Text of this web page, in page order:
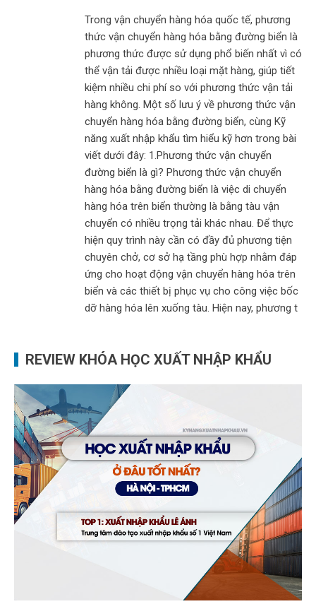
Trong vận chuyển hàng hóa quốc tế, phương
thức vận chuyển hàng hóa bằng đường biển là
phương thức được sử dụng phổ biến nhất vì có
thể vận tải được nhiều loại mặt hàng, giúp tiết
kiệm nhiều chi phí so với phương thức vận tải
hàng không. Một số lưu ý về phương thức vận
chuyển hàng hóa bằng đường biển, cùng Kỹ
năng xuất nhập khẩu tìm hiểu kỹ hơn trong bài
viết dưới đây: 1.Phương thức vận chuyển
đường biển là gì? Phương thức vận chuyển
hàng hóa bằng đường biển là việc di chuyển
hàng hóa trên biển thường là bằng tàu vận
chuyển có nhiều trọng tải khác nhau. Để thực
hiện quy trình này cần có đầy đủ phương tiện
chuyên chở, cơ sở hạ tầng phù hợp nhằm đáp
ứng cho hoạt động vận chuyển hàng hóa trên
biển và các thiết bị phục vụ cho công việc bốc
dỡ hàng hóa lên xuống tàu. Hiện nay, phương t
REVIEW KHÓA HỌC XUẤT NHẬP KHẨU